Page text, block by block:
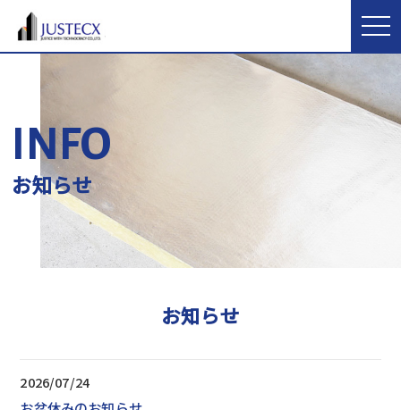
INFO
お知らせ
お知らせ
2026/07/24